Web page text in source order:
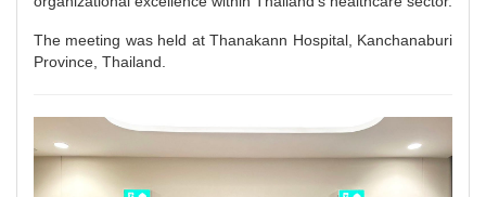
The meeting was held at Thanakann Hospital, Kanchanaburi
Province, Thailand.